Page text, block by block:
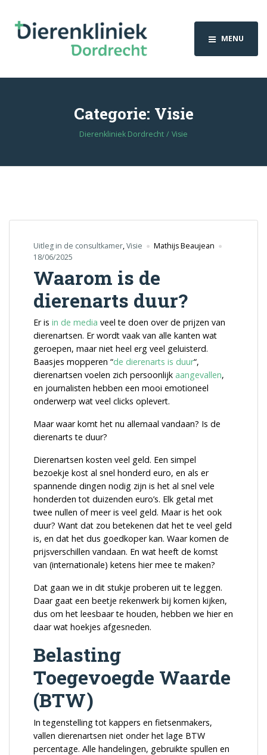
MENU
Categorie: Visie
Dierenkliniek Dordrecht Visie
Uitleg in de consultkamer,Visie
Mathijs Beaujean
18/06/2025
Waarom is de
dierenarts duur?
Er is in de media veel te doen over de prijzen van
dierenartsen. Er wordt vaak van alle kanten wat
geroepen, maar niet heel erg veel geluisterd.
Baasjes mopperen “de dierenarts is duur“,
dierenartsen voelen zich persoonlijk aangevallen,
en journalisten hebben een mooi emotioneel
onderwerp wat veel clicks oplevert.
Maar waar komt het nu allemaal vandaan? Is de
dierenarts te duur?
Dierenartsen kosten veel geld. Een simpel
bezoekje kost al snel honderd euro, en als er
spannende dingen nodig zijn is het al snel vele
honderden tot duizenden euro’s. Elk getal met
twee nullen of meer is veel geld. Maar is het ook
duur? Want dat zou betekenen dat het te veel geld
is, en dat het dus goedkoper kan. Waar komen de
prijsverschillen vandaan. En wat heeft de komst
van (internationale) ketens hier mee te maken?
Dat gaan we in dit stukje proberen uit te leggen.
Daar gaat een beetje rekenwerk bij komen kijken,
dus om het leesbaar te houden, hebben we hier en
daar wat hoekjes afgesneden.
Belasting
Toegevoegde Waarde
(BTW)
In tegenstelling tot kappers en fietsenmakers,
vallen dierenartsen niet onder het lage BTW
percentage. Alle handelingen, gebruikte spullen en